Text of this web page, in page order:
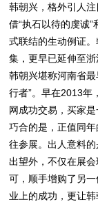
韩朝兴，格外引人
借“执石以待的虔诚
式联结的生动例证
集，更早已延伸至浙
韩朝兴堪称河南省
行者”。早在2013年
网成功交易，买家是
巧合的是，正值同
往参展。出人意料
出望外，不仅在展
可，顺手增购了另
业上的成功，更让